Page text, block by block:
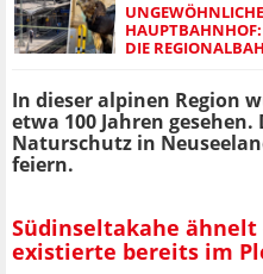
HAUPTBAHNHOF:
DIE
In dieser alpinen Region
etwa 100 Jahren
Naturschutz in
feiern.
Südinseltakahe
existierte bereits im